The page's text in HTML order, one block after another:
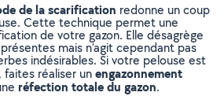
de la scarification redonne un coup
Cette technique permet une
de votre gazon. Elle désagrège
mais n’agit cependant pas
indésirables. Si votre pelouse est
réaliser unengazonnement
réfection totale du gazon.